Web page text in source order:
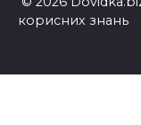
корисних знань